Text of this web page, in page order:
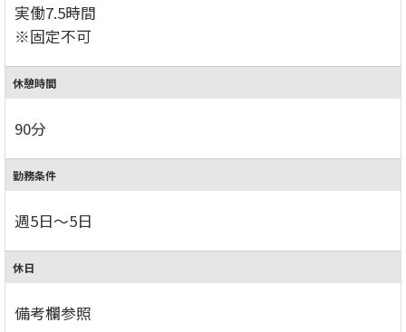
実働7.5時間
※固定不可
休憩時間
90分
勤務条件
週5日～5日
休日
備考欄参照